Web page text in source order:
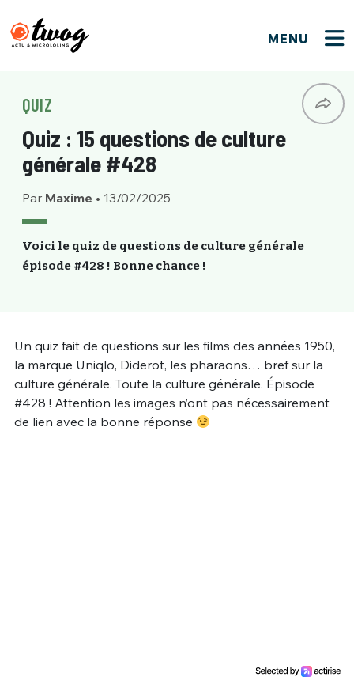
MENU
QUIZ
Quiz : 15 questions de culture
générale #428
Par Maxime • 13/02/2025
Voici le quiz de questions de culture générale
épisode #428 ! Bonne chance !
Un quiz fait de questions sur les films des années 1950,
la marque Uniqlo, Diderot, les pharaons… bref sur la
culture générale. Toute la culture générale. Épisode
#428 ! Attention les images n’ont pas nécessairement
de lien avec la bonne réponse
PSEUDO*
EMAIL*
PASSWORD *
JE M'INSCRIS
Connexion
PSEUDO
CONNEXION
Que souhaitez-vous proposer ?
Quelques tweets
C'EST PARTI
Ma propre sélection
ME CONNECTER
Un Thread